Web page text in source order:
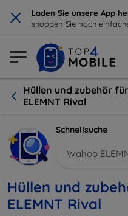
× Laden Sie unsere App
shoppen Sie noch
Hüllen und zubehör
ELEMNT Rival
Schnellsuche
Wahoo
Hüllen und
ELEMNT Rival